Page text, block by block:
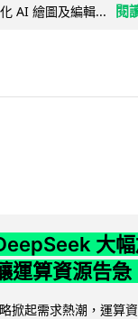
AI 繪圖及編輯...
閱
大
運算資源告急
掀起需求熱潮，運算